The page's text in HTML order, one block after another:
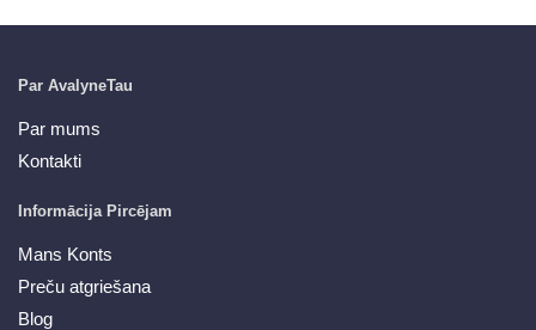
Par AvalyneTau
Par mums
Kontakti
Informācija Pircējam
Mans Konts
Preču atgriešana
Blog